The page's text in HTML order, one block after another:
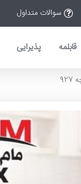
سوالات متداول
قابلمه پذیرایی